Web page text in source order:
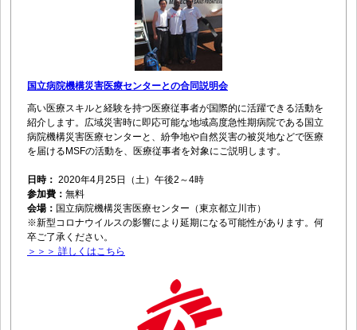
国立病院機構災害医療センターとの合同説明会
高い医療スキルと経験を持つ医療従事者が国際的に活躍できる活動を
紹介します。広域災害時に即応可能な地域高度急性期病院である国立
病院機構災害医療センターと、紛争地や自然災害の被災地などで医療
を届けるMSFの活動を、医療従事者を対象にご説明します。
日時： 2020年4月25日（土）午後2～4時
参加費： 無料
会場： 国立病院機構災害医療センター（東京都立川市）
※新型コロナウイルスの影響により延期になる可能性があります。何
卒ご了承ください。
＞＞＞ 詳しくはこちら